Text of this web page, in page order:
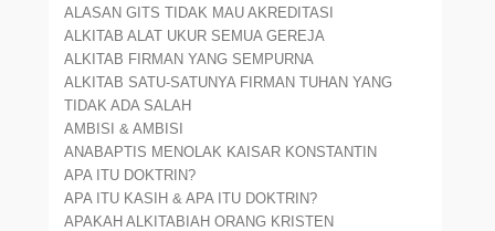
ALASAN GITS TIDAK MAU AKREDITASI
ALKITAB ALAT UKUR SEMUA GEREJA
ALKITAB FIRMAN YANG SEMPURNA
ALKITAB SATU-SATUNYA FIRMAN TUHAN YANG
TIDAK ADA SALAH
AMBISI & AMBISI
ANABAPTIS MENOLAK KAISAR KONSTANTIN
APA ITU DOKTRIN?
APA ITU KASIH & APA ITU DOKTRIN?
APAKAH ALKITABIAH ORANG KRISTEN